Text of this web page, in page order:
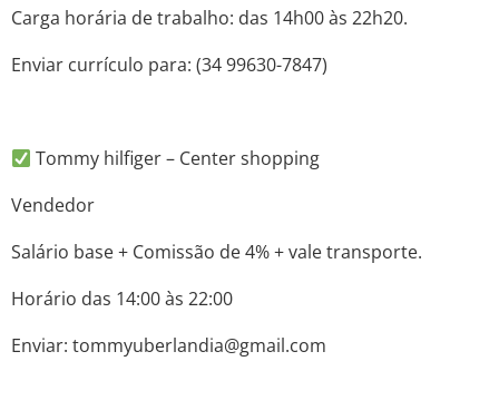
Carga horária de trabalho: das 14h00 às 22h20.
Enviar currículo para: (34 99630-7847)
Tommy hilfiger – Center shopping
Vendedor
Salário base + Comissão de 4% + vale transporte.
Horário das 14:00 às 22:00
Enviar: tommyuberlandia@gmail.com